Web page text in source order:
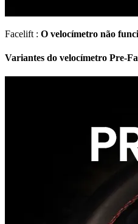
Facelift : O velocímetro não
Variantes do velocímetro Pre-